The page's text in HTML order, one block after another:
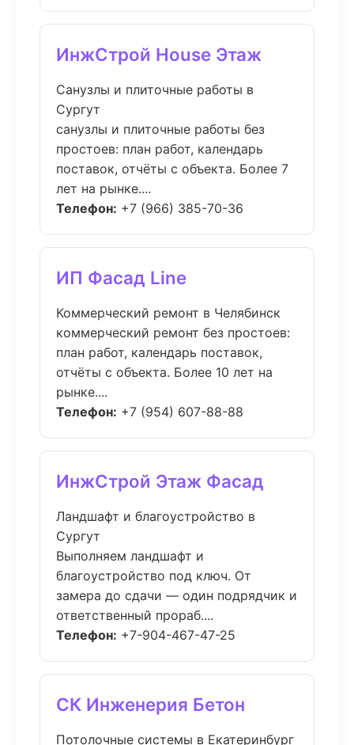
ИнжСтрой House Этаж
Санузлы и плиточные работы в
Сургут
санузлы и плиточные работы без
простоев: план работ, календарь
поставок, отчёты с объекта. Более 7
лет на рынке....
Телефон: +7 (966) 385-70-36
ИП Фасад Line
Коммерческий ремонт в Челябинск
коммерческий ремонт без простоев:
план работ, календарь поставок,
отчёты с объекта. Более 10 лет на
рынке....
Телефон: +7 (954) 607-88-88
ИнжСтрой Этаж Фасад
Ландшафт и благоустройство в
Сургут
Выполняем ландшафт и
благоустройство под ключ. От
замера до сдачи — один подрядчик и
ответственный прораб....
Телефон: +7-904-467-47-25
СК Инженерия Бетон
Потолочные системы в Екатеринбург